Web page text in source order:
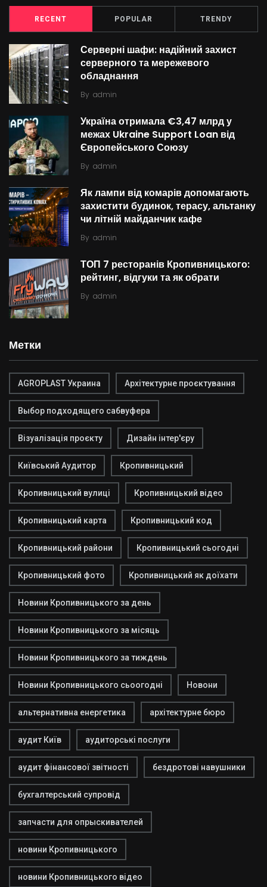
RECENT POPULAR TRENDY
Серверні шафи: надійний захист
серверного та мережевого
обладнання
By admin
Україна отримала €3,47 млрд у
межах Ukraine Support Loan від
Європейського Союзу
By admin
Як лампи від комарів допомагають
захистити будинок, терасу, альтанку
чи літній майданчик кафе
By admin
ТОП 7 ресторанів Кропивницького:
рейтинг, відгуки та як обрати
By admin
Метки
AGROPLAST Украина Архітектурне проєктування
Выбор подходящего сабвуфера
Візуалізація проєкту Дизайн інтер'єру
Київський Аудитор Кропивницький
Кропивницький вулиці Кропивницький відео
Кропивницький карта Кропивницький код
Кропивницький райони Кропивницький сьогодні
Кропивницький фото Кропивницький як доїхати
Новини Кропивницького за день
Новини Кропивницького за місяць
Новини Кропивницького за тиждень
Новини Кропивницького сьоогодні Новони
альтернативна енергетика архітектурне бюро
аудит Київ аудиторські послуги
аудит фінансової звітності бездротові навушники
бухгалтерський супровід
запчасти для опрыскивателей
новини Кропивницького
новини Кропивницького відео